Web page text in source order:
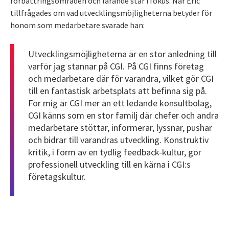
tillfrågades om vad utvecklingsmöjligheterna betyder för
honom som medarbetare svarade han:
Utvecklingsmöjligheterna är en stor anledning till
varför jag stannar på CGI. På CGI finns företag
och medarbetare där för varandra, vilket gör CGI
till en fantastisk arbetsplats att befinna sig på.
För mig är CGI mer än ett ledande konsultbolag,
CGI känns som en stor familj där chefer och andra
medarbetare stöttar, informerar, lyssnar, pushar
och bidrar till varandras utveckling. Konstruktiv
kritik, i form av en tydlig feedback-kultur, gör
professionell utveckling till en kärna i CGI:s
företagskultur.